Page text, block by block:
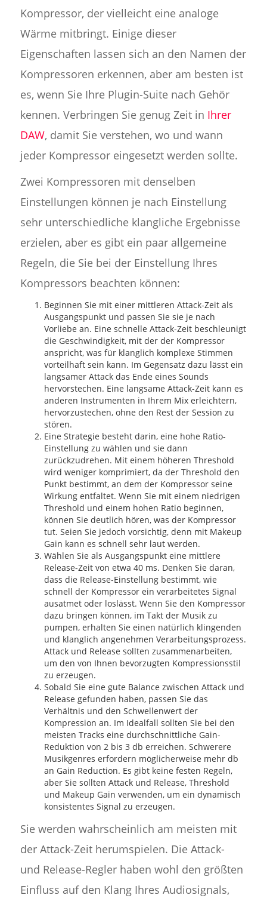
Kompressor, der vielleicht eine analoge
Wärme mitbringt. Einige dieser
Eigenschaften lassen sich an den Namen der
Kompressoren erkennen, aber am besten ist
es, wenn Sie Ihre Plugin-Suite nach Gehör
kennen. Verbringen Sie genug Zeit in Ihrer
DAW, damit Sie verstehen, wo und wann
jeder Kompressor eingesetzt werden sollte.
Zwei Kompressoren mit denselben
Einstellungen können je nach Einstellung
sehr unterschiedliche klangliche Ergebnisse
erzielen, aber es gibt ein paar allgemeine
Regeln, die Sie bei der Einstellung Ihres
Kompressors beachten können:
Beginnen Sie mit einer mittleren Attack-Zeit als
Ausgangspunkt und passen Sie sie je nach
Vorliebe an. Eine schnelle Attack-Zeit beschleunigt
die Geschwindigkeit, mit der der Kompressor
anspricht, was für klanglich komplexe Stimmen
vorteilhaft sein kann. Im Gegensatz dazu lässt ein
langsamer Attack das Ende eines Sounds
hervorstechen. Eine langsame Attack-Zeit kann es
anderen Instrumenten in Ihrem Mix erleichtern,
hervorzustechen, ohne den Rest der Session zu
stören.
Eine Strategie besteht darin, eine hohe Ratio-
Einstellung zu wählen und sie dann
zurückzudrehen. Mit einem höheren Threshold
wird weniger komprimiert, da der Threshold den
Punkt bestimmt, an dem der Kompressor seine
Wirkung entfaltet. Wenn Sie mit einem niedrigen
Threshold und einem hohen Ratio beginnen,
können Sie deutlich hören, was der Kompressor
tut. Seien Sie jedoch vorsichtig, denn mit Makeup
Gain kann es schnell sehr laut werden.
Wählen Sie als Ausgangspunkt eine mittlere
Release-Zeit von etwa 40 ms. Denken Sie daran,
dass die Release-Einstellung bestimmt, wie
schnell der Kompressor ein verarbeitetes Signal
ausatmet oder loslässt. Wenn Sie den Kompressor
dazu bringen können, im Takt der Musik zu
pumpen, erhalten Sie einen natürlich klingenden
und klanglich angenehmen Verarbeitungsprozess.
Attack und Release sollten zusammenarbeiten,
um den von Ihnen bevorzugten Kompressionsstil
zu erzeugen.
Sobald Sie eine gute Balance zwischen Attack und
Release gefunden haben, passen Sie das
Verhältnis und den Schwellenwert der
Kompression an. Im Idealfall sollten Sie bei den
meisten Tracks eine durchschnittliche Gain-
Reduktion von 2 bis 3 db erreichen. Schwerere
Musikgenres erfordern möglicherweise mehr db
an Gain Reduction. Es gibt keine festen Regeln,
aber Sie sollten Attack und Release, Threshold
und Makeup Gain verwenden, um ein dynamisch
konsistentes Signal zu erzeugen.
Sie werden wahrscheinlich am meisten mit
der Attack-Zeit herumspielen. Die Attack-
und Release-Regler haben wohl den größten
Einfluss auf den Klang Ihres Audiosignals,